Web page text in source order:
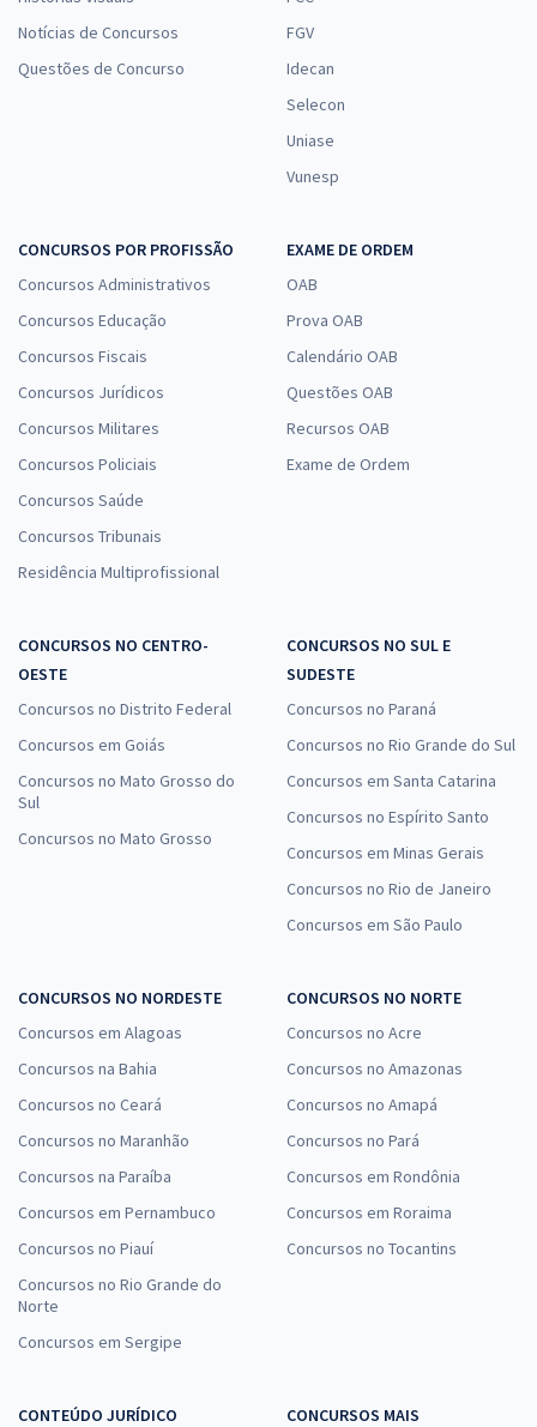
Notícias de Concursos
Questões de Concurso
FGV
Idecan
Selecon
Uniase
Vunesp
CONCURSOS POR PROFISSÃO
Concursos Administrativos
Concursos Educação
Concursos Fiscais
Concursos Jurídicos
Concursos Militares
Concursos Policiais
Concursos Saúde
Concursos Tribunais
Residência Multiprofissional
EXAME DE ORDEM
OAB
Prova OAB
Calendário OAB
Questões OAB
Recursos OAB
Exame de Ordem
CONCURSOS NO CENTRO-
OESTE
Concursos no Distrito Federal
Concursos em Goiás
Concursos no Mato Grosso do
Sul
Concursos no Mato Grosso
CONCURSOS NO SUL E
SUDESTE
Concursos no Paraná
Concursos no Rio Grande do Sul
Concursos em Santa Catarina
Concursos no Espírito Santo
Concursos em Minas Gerais
Concursos no Rio de Janeiro
Concursos em São Paulo
CONCURSOS NO NORDESTE
Concursos em Alagoas
Concursos na Bahia
Concursos no Ceará
Concursos no Maranhão
Concursos na Paraíba
Concursos em Pernambuco
Concursos no Piauí
Concursos no Rio Grande do
Norte
Concursos em Sergipe
CONCURSOS NO NORTE
Concursos no Acre
Concursos no Amazonas
Concursos no Amapá
Concursos no Pará
Concursos em Rondônia
Concursos em Roraima
Concursos no Tocantins
CONTEÚDO JURÍDICO
CONCURSOS MAIS